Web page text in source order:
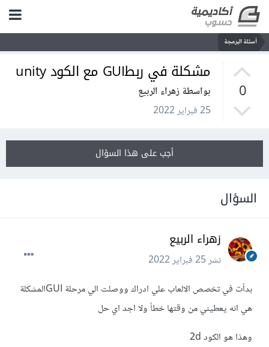
أسئلة البرمجة
0
مشكلة في ربطGUI مع الكود unity
بواسطة زهراء الربيع
25 فبراير 2022
أجب على هذا السؤال
السؤال
زهراء الربيع
نشر25 فبراير 2022
بدأت في تخصص الالعاب علي ادراك ووصلت الي مرحلة GUIالمشكلة
هي انه يعطيني من وقتها خطأ ولا اجد اي حل
وهذا هو الكود 2d